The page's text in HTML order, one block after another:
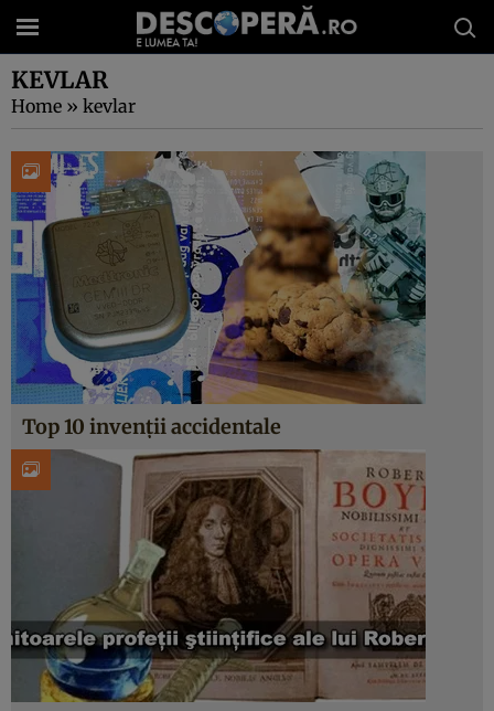
KEVLAR
Home » kevlar
Top 10 invenții accidentale